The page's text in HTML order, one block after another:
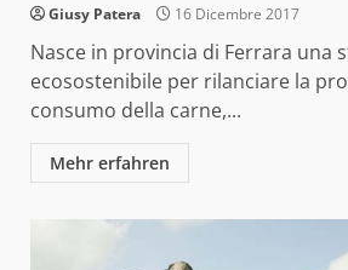
Giusy Patera 16 Dicembre 2017
Nasce in provincia di Ferrara una
ecosostenibile per rilanciare la
consumo della carne,...
Mehr erfahren